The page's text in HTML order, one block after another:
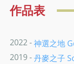
作品表
2022 -神選之地
2019 -丹麥之子